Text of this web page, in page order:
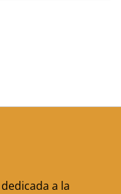
a la